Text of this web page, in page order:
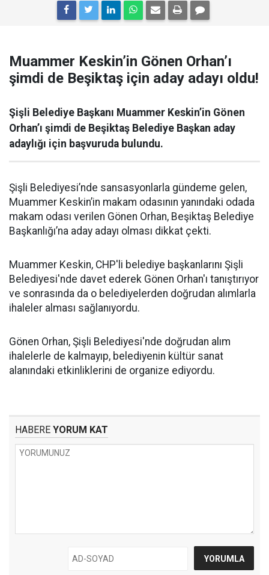
Muammer Keskin’in Gönen Orhan’ı
şimdi de Beşiktaş için aday adayı oldu!
Şişli Belediye Başkanı Muammer Keskin’in Gönen
Orhan’ı şimdi de Beşiktaş Belediye Başkan aday
adaylığı için başvuruda bulundu.
Şişli Belediyesi’nde sansasyonlarla gündeme gelen,
Muammer Keskin’in makam odasının yanındaki odada
makam odası verilen Gönen Orhan, Beşiktaş Belediye
Başkanlığı’na aday adayı olması dikkat çekti.
Muammer Keskin, CHP'li belediye başkanlarını Şişli
Belediyesi'nde davet ederek Gönen Orhan'ı tanıştırıyor
ve sonrasında da o belediyelerden doğrudan alımlarla
ihaleler alması sağlanıyordu.
Gönen Orhan, Şişli Belediyesi'nde doğrudan alım
ihalelerle de kalmayıp, belediyenin kültür sanat
alanındaki etkinliklerini de organize ediyordu.
HABERE YORUM KAT